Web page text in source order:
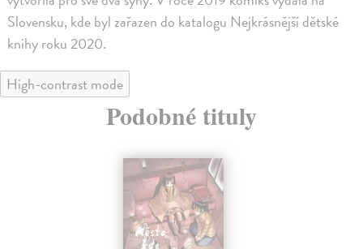
Slovensku, kde byl zařazen do katalogu Nejkrásnější dětské
knihy roku 2020.
High-contrast mode
Podobné tituly